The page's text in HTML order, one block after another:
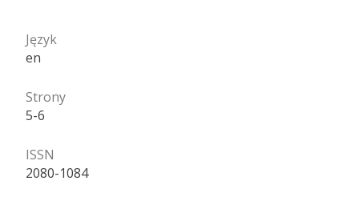
Język
en
Strony
5-6
ISSN
2080-1084